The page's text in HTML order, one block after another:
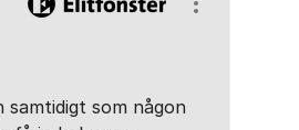
som någon
Visa/dölj